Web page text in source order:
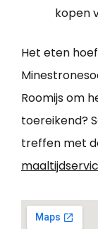
kopen
Het eten
Roomijs om
toereikend?
treffen met